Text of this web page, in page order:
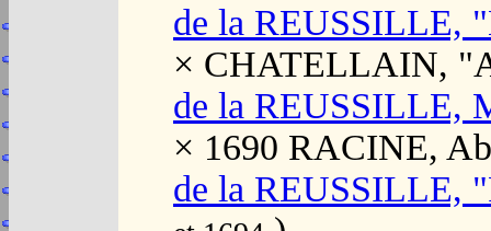
de la REUSSILLE,
× CHATELLAIN,
de la REUSSILLE,
× 1690 RACINE,
de la REUSSILLE,